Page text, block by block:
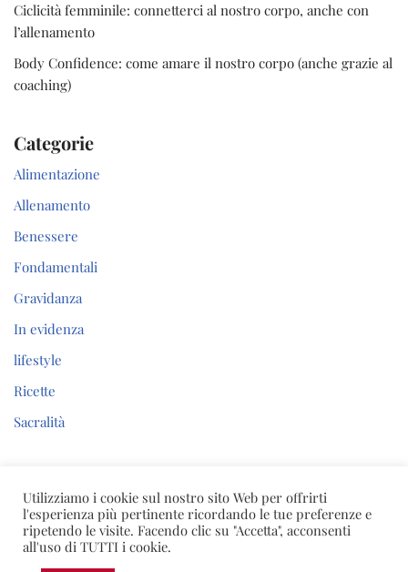
Ciclicità femminile: connetterci al nostro corpo, anche con
l’allenamento
Body Confidence: come amare il nostro corpo (anche grazie al
coaching)
Categorie
Alimentazione
Allenamento
Benessere
Fondamentali
Gravidanza
In evidenza
lifestyle
Ricette
Sacralità
Nicoletta Barra – Body & Soul Mentor
P.IVA 03023390648 |Leggi l’informativa sulla privacy e
Utilizziamo i cookie sul nostro sito Web per offrirti
l'esperienza più pertinente ricordando le tue preferenze e
ripetendo le visite. Facendo clic su "Accetta", acconsenti
all'uso di TUTTI i cookie.